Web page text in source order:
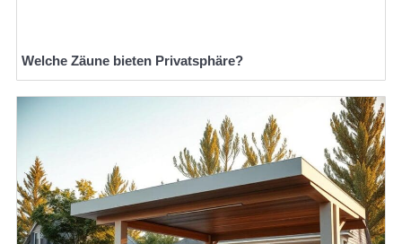
Welche Zäune bieten Privatsphäre?